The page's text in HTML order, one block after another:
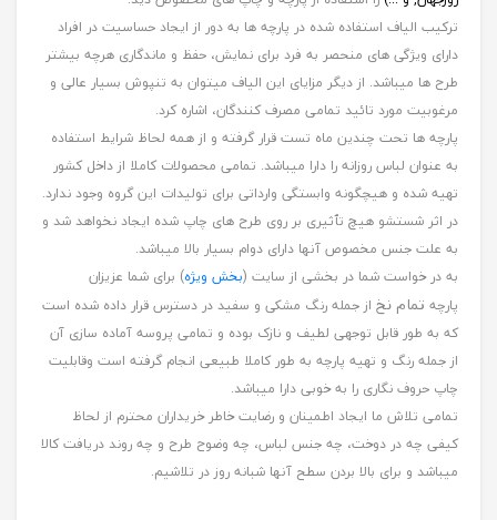
ترکیب الیاف استفاده شده در پارچه ها به دور از ایجاد حساسیت در افراد
دارای ویژگی های منحصر به فرد برای نمایش، حفظ و ماندگاری هرچه بیشتر
طرح ها میباشد. از دیگر مزایای این الیاف میتوان به تنپوش بسیار عالی و
مرغوبیت مورد تائید تمامی مصرف کنندگان، اشاره کرد.
پارچه ها تحت چندین ماه تست قرار گرفته و از همه لحاظ شرایط استفاده
به عنوان لباس روزانه را دارا میباشد. تمامی محصولات کاملا از داخل کشور
تهیه شده و هیچگونه وابستگی وارداتی برای تولیدات این گروه وجود ندارد.
در اثر شستشو هیچ تٱثیری بر روی طرح های چاپ شده ایجاد نخواهد شد و
به علت جنس مخصوص آنها دارای دوام بسیار بالا میباشد.
به در خواست شما در بخشی از سایت (بخش ویژه) برای شما عزیزان
پارچه تمام نخ از جمله رنگ مشکی و سفید در دسترس قرار داده شده است
که به طور قابل توجهی لطیف و نازک بوده و تمامی پروسه آماده سازی آن
از جمله رنگ و تهیه پارچه به طور کاملا طبیعی انجام گرفته است وقابلیت
چاپ حروف نگاری را به خوبی دارا میباشد.
تمامی تلاش ما ایجاد اطمینان و رضایت خاطر خریداران محترم از لحاظ
کیفی چه در دوخت، چه جنس لباس، چه وضوح طرح و چه روند دریافت کالا
میباشد و برای بالا بردن سطح آنها شبانه روز در تلاشیم.